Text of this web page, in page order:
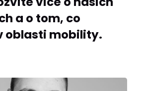
a o tom, co
oblasti mobility.